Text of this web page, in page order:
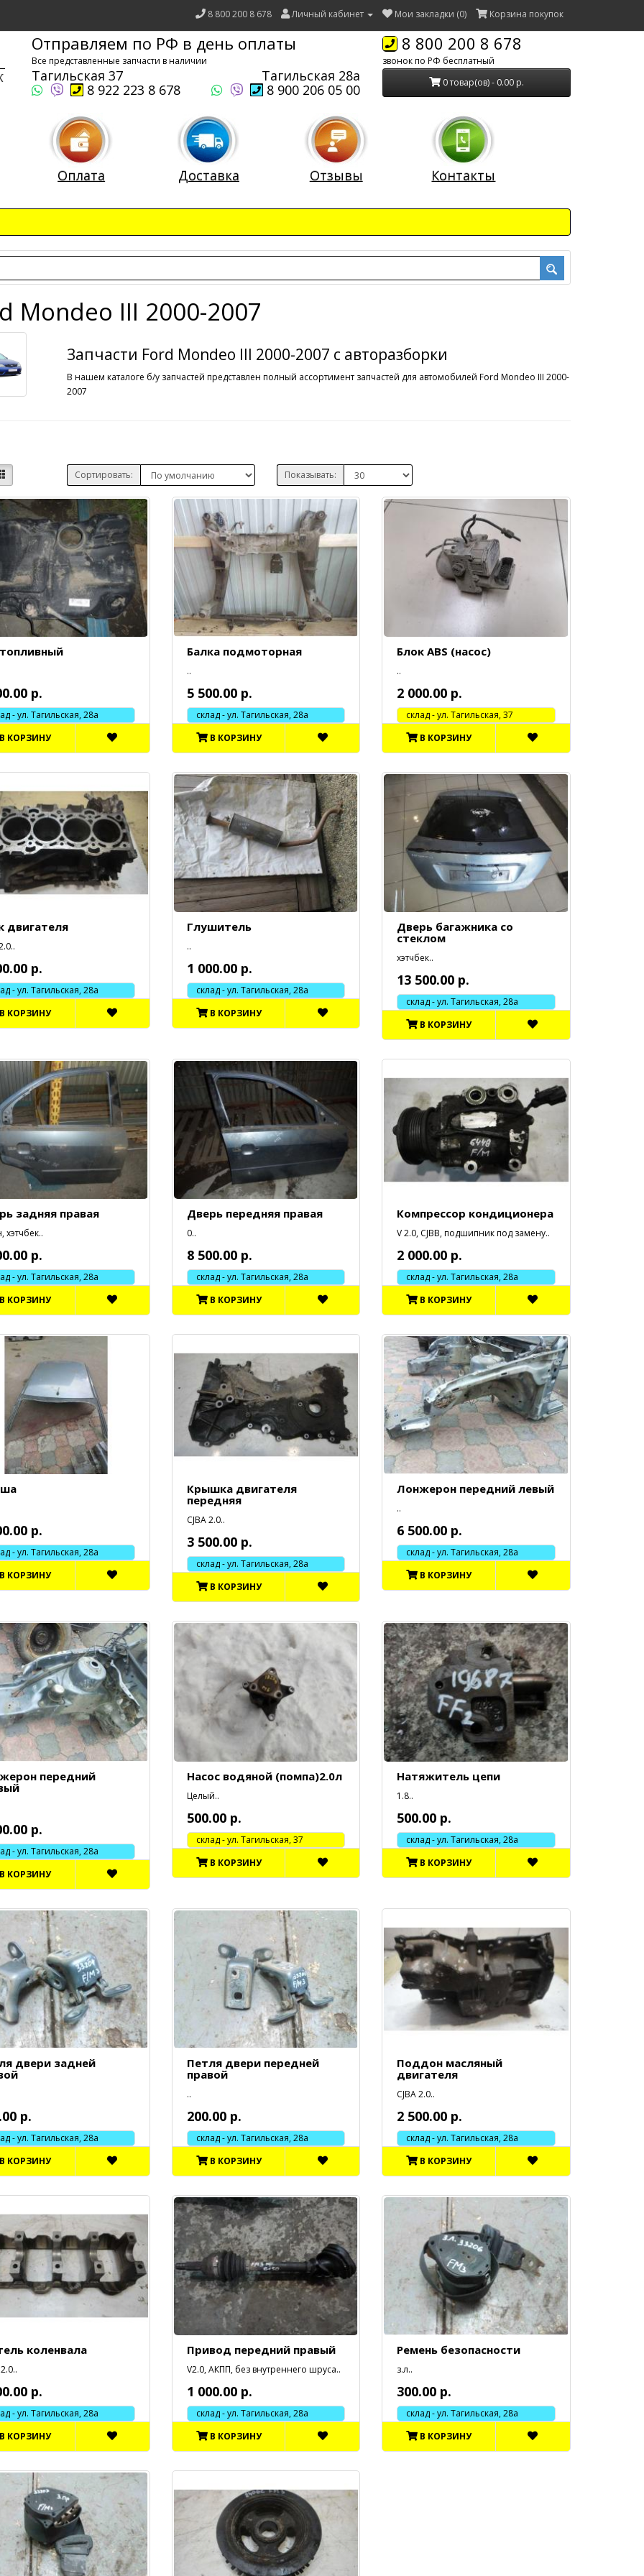
8 800 200 8 678 Личный кабинет Мои закладки (0) Корзина покупок
Отправляем по РФ в день оплаты
Все представленные запчасти в наличии
Тагильская 37
Тагильская 28а
8 922 223 8 678
8 900 206 05 00
8 800 200 8 678
звонок по РФ бесплатный
0 товар(ов) - 0.00 р.
Оплата Доставка Отзывы Контакты
Mondeo III 2000-2007
Запчасти Ford Mondeo III 2000-2007 с авторазборки
В нашем каталоге б/у запчастей представлен полный ассортимент запчастей для автомобилей Ford Mondeo III 2000-
2007
Сортировать: Показывать:
р.
- ул. Тагильская, 28а
В КОРЗИНУ
Балка подмоторная
..
5 500.00 р.
склад - ул. Тагильская, 28а
В КОРЗИНУ
Блок ABS (насос)
..
2 000.00 р.
cклад - ул. Тагильская, 37
В КОРЗИНУ
двигателя
р.
- ул. Тагильская, 28а
В КОРЗИНУ
Глушитель
..
1 000.00 р.
склад - ул. Тагильская, 28а
В КОРЗИНУ
Дверь багажника со
стеклом
хэтчбек..
13 500.00 р.
склад - ул. Тагильская, 28а
В КОРЗИНУ
задняя правая
хэтчбек..
р.
- ул. Тагильская, 28а
В КОРЗИНУ
Дверь передняя правая
0..
8 500.00 р.
склад - ул. Тагильская, 28а
В КОРЗИНУ
Компрессор кондиционера
V 2.0, CJBB, подшипник под замену..
2 000.00 р.
склад - ул. Тагильская, 28а
В КОРЗИНУ
р.
- ул. Тагильская, 28а
В КОРЗИНУ
Крышка двигателя
передняя
CJBA 2.0..
3 500.00 р.
склад - ул. Тагильская, 28а
В КОРЗИНУ
Лонжерон передний левый
..
6 500.00 р.
склад - ул. Тагильская, 28а
В КОРЗИНУ
передний
р.
- ул. Тагильская, 28а
В КОРЗИНУ
Насос водяной (помпа)2.0л
Целый..
500.00 р.
cклад - ул. Тагильская, 37
В КОРЗИНУ
Натяжитель цепи
1.8..
500.00 р.
склад - ул. Тагильская, 28а
В КОРЗИНУ
двери задней
р.
- ул. Тагильская, 28а
В КОРЗИНУ
Петля двери передней
правой
..
200.00 р.
склад - ул. Тагильская, 28а
В КОРЗИНУ
Поддон масляный
двигателя
CJBA 2.0..
2 500.00 р.
склад - ул. Тагильская, 28а
В КОРЗИНУ
коленвала
р.
- ул. Тагильская, 28а
В КОРЗИНУ
Привод передний правый
V2.0, АКПП, без внутреннего шруса..
1 000.00 р.
склад - ул. Тагильская, 28а
В КОРЗИНУ
Ремень безопасности
з.л..
300.00 р.
склад - ул. Тагильская, 28а
В КОРЗИНУ